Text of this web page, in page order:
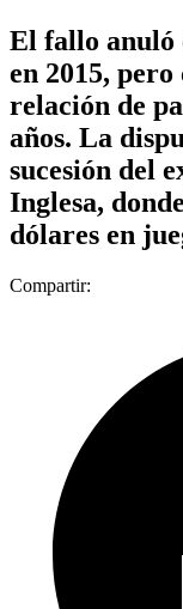
El fallo anuló
en 2015,
relación de
años. La
sucesión del
Inglesa,
dólares en
Compartir: